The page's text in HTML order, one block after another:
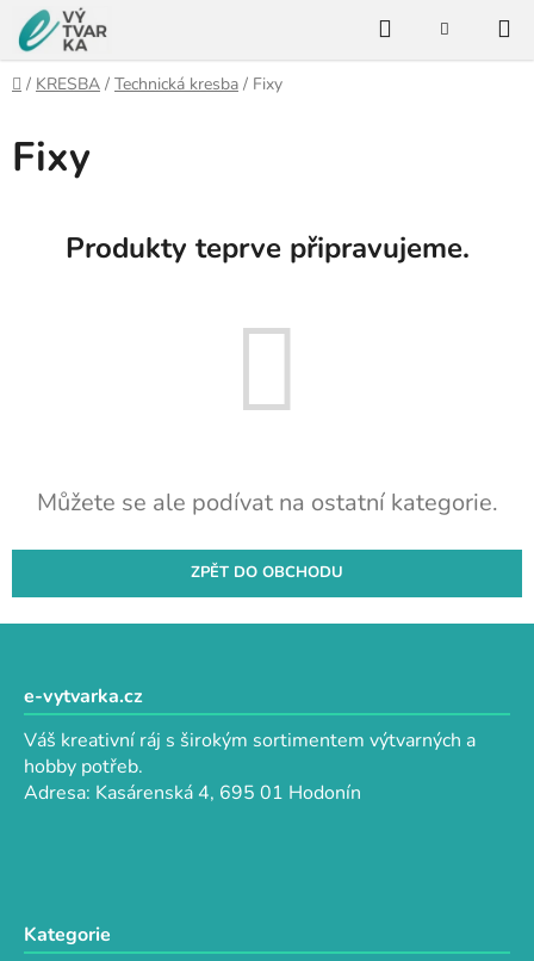
Přejít
na
obsah
HledatNÁKUPNÍ
Domů
/ KRESBA / Technická kresba / Fixy
Fixy
Produkty teprve připravujeme.
Můžete se ale podívat na ostatní kategorie.
ZPĚT DO OBCHODU
e-vytvarka.cz
Váš kreativní ráj s širokým sortimentem výtvarných a
hobby potřeb.
Adresa: Kasárenská 4, 695 01 Hodonín
Kategorie